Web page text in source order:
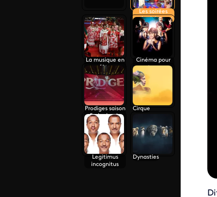
Les soirées
polynésiennes
La musique en
fête
Cinéma pour
tous
Prodiges saison
5 : la demi-
finale
Cirque
Legitimus
incognitus
Dynasties